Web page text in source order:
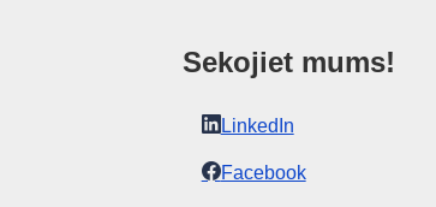
Sekojiet mums!
LinkedIn
Facebook